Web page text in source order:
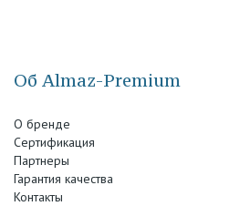
Об Almaz-Premium
О бренде
Сертификация
Партнеры
Гарантия качества
Контакты